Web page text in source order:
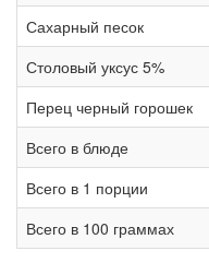
Сахарный песок
Столовый уксус 5%
Перец черный горошек
Всего в блюде
Всего в 1 порции
Всего в 100 граммах